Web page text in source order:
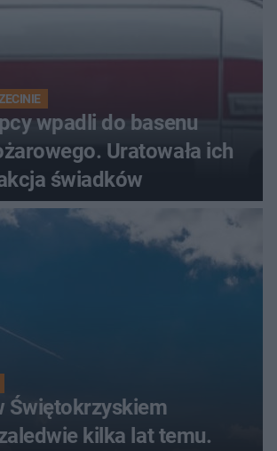
wpadli do basenu
Uratowała ich
świadków
Świętokrzyskiem
kilka lat temu.